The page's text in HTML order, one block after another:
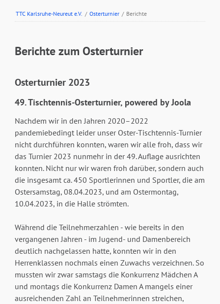
TTC Karlsruhe-Neureut e.V. / Osterturnier / Berichte
Berichte zum Osterturnier
Osterturnier 2023
49. Tischtennis-Osterturnier, powered by Joola
Nachdem wir in den Jahren 2020–2022
pandemiebedingt leider unser Oster-Tischtennis-Turnier
nicht durchführen konnten, waren wir alle froh, dass wir
das Turnier 2023 nunmehr in der 49. Auflage ausrichten
konnten. Nicht nur wir waren froh darüber, sondern auch
die insgesamt ca. 450 Sportlerinnen und Sportler, die am
Ostersamstag, 08.04.2023, und am Ostermontag,
10.04.2023, in die Halle strömten.
Während die Teilnehmerzahlen - wie bereits in den
vergangenen Jahren - im Jugend- und Damenbereich
deutlich nachgelassen hatte, konnten wir in den
Herrenklassen nochmals einen Zuwachs verzeichnen. So
mussten wir zwar samstags die Konkurrenz Mädchen A
und montags die Konkurrenz Damen A mangels einer
ausreichenden Zahl an Teilnehmerinnen streichen,